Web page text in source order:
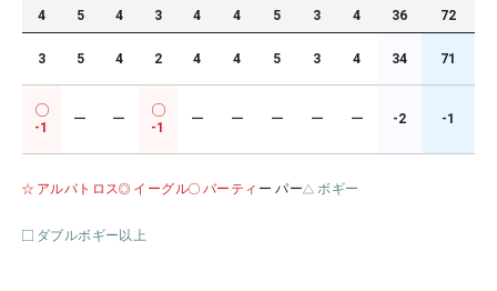
4 5 4 3 4 4 5 3 4 36 72
3 5 4 2 4 4 5 3 4 34 71
-1
ー ー
-1
ー ー ー ー ー -2 -1
アルバトロス イーグル バーティ ー パー ボギー
ダブルボギー以上